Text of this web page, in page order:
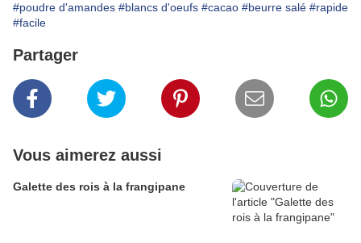
#poudre d'amandes #blancs d'oeufs #cacao #beurre salé #rapide
#facile
Partager
Vous aimerez aussi
Galette des rois à la frangipane